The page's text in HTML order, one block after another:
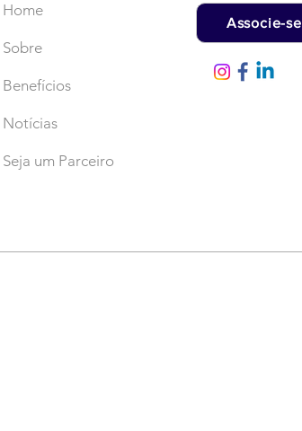
Home
Sobre
Benefícios
Notícias
Seja um Parceiro
Associe-se